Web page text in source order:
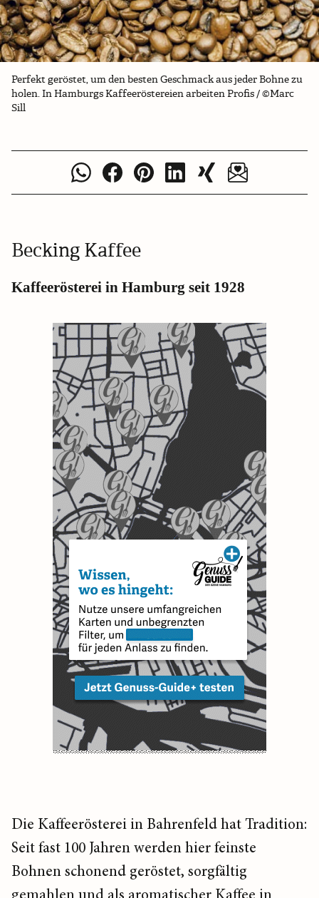
Perfekt geröstet, um den besten Geschmack aus jeder Bohne zu
holen. In Hamburgs Kaffeeröstereien arbeiten Profis / ©Marc
Sill
Becking Kaffee
Kaffeerösterei in Hamburg seit 1928
Die Kaffeerösterei in Bahrenfeld hat Tradition:
Seit fast 100 Jahren werden hier feinste
Bohnen schonend geröstet, sorgfältig